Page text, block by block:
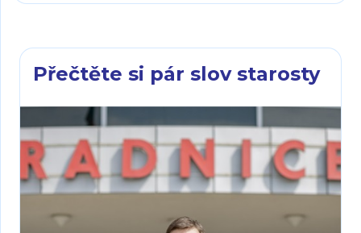
Přečtěte si pár slov starosty